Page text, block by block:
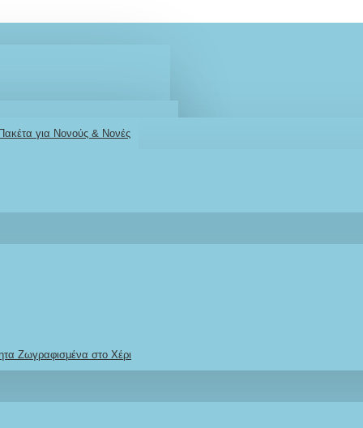
για Νονούς & Νονές
Ζωγραφισμένα στο Χέρι
Για το προϊόν